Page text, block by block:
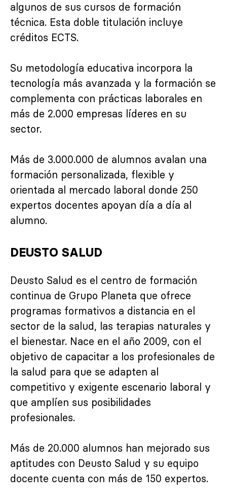
algunos de sus cursos de formación
técnica. Esta doble titulación incluye
créditos ECTS.
Su metodología educativa incorpora la
tecnología más avanzada y la formación se
complementa con prácticas laborales en
más de 2.000 empresas líderes en su
sector.
Más de 3.000.000 de alumnos avalan una
formación personalizada, flexible y
orientada al mercado laboral donde 250
expertos docentes apoyan día a día al
alumno.
DEUSTO SALUD
Deusto Salud es el centro de formación
continua de Grupo Planeta que ofrece
programas formativos a distancia en el
sector de la salud, las terapias naturales y
el bienestar. Nace en el año 2009, con el
objetivo de capacitar a los profesionales de
la salud para que se adapten al
competitivo y exigente escenario laboral y
que amplíen sus posibilidades
profesionales.
Más de 20.000 alumnos han mejorado sus
aptitudes con Deusto Salud y su equipo
docente cuenta con más de 150 expertos.